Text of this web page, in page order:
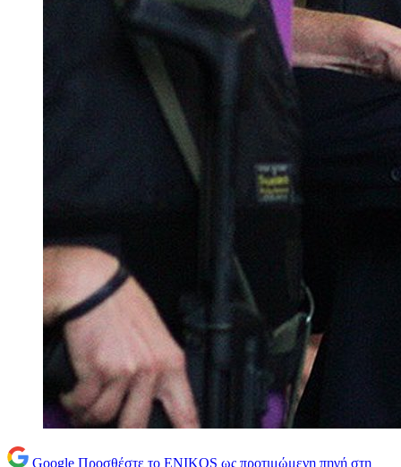
Google Προσθέστε το ENIKOS ως προτιμώμενη πηγή στη